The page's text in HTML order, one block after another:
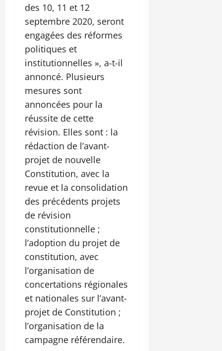
des 10, 11 et 12
septembre 2020, seront
engagées des réformes
politiques et
institutionnelles », a-t-il
annoncé. Plusieurs
mesures sont
annoncées pour la
réussite de cette
révision. Elles sont : la
rédaction de l’avant-
projet de nouvelle
Constitution, avec la
revue et la consolidation
des précédents projets
de révision
constitutionnelle ;
l’adoption du projet de
constitution, avec
l’organisation de
concertations régionales
et nationales sur l’avant-
projet de Constitution ;
l’organisation de la
campagne référendaire.